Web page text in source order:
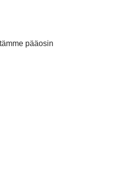
pääosin